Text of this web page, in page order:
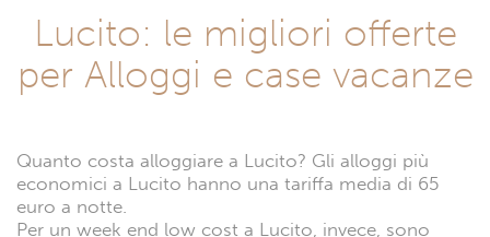
Lucito: le migliori offerte
per Alloggi e case vacanze
Quanto costa alloggiare a Lucito? Gli alloggi più
economici a Lucito hanno una tariffa media di 65
euro a notte.
Per un week end low cost a Lucito, invece, sono